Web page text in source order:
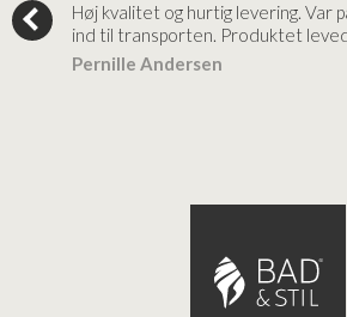
Høj kvalitet og hurtig levering. Var
ind til transporten. Produktet
Pernille Andersen